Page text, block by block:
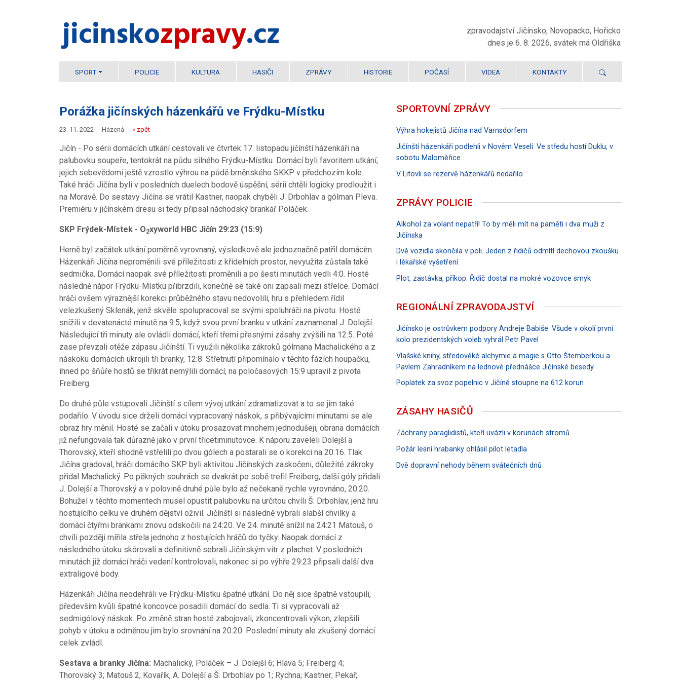
jicinsko​zpravy.cz
zpravodajství Jičínsko, Novopacko, Hořicko
dnes je 6. 8. 2026, svátek má Oldřiška
SPORT POLICIE KULTURA HASIČI ZPRÁVY HISTORIE POČASÍ VIDEA KONTAKTY
Porážka jičínských házenkářů ve Frýdku-Místku
23. 11. 2022 Házená « zpět
Jičín - Po sérii domácích utkání cestovali ve čtvrtek 17. listopadu jičínští házenkáři na
palubovku soupeře, tentokrát na půdu silného Frýdku-Místku. Domácí byli favoritem utkání,
jejich sebevědomí ještě vzrostlo výhrou na půdě brněnského SKKP v předchozím kole.
Také hráči Jičína byli v posledních duelech bodově úspěšní, sérii chtěli logicky prodloužit i
na Moravě. Do sestavy Jičína se vrátil Kastner, naopak chyběli J. Drbohlav a gólman Pleva.
Premiéru v jičínském dresu si tedy připsal náchodský brankář Poláček.
SKP Frýdek-Místek - O2xyworld HBC Jičín 29:23 (15:9)
Herně byl začátek utkání poměrně vyrovnaný, výsledkově ale jednoznačně patřil domácím.
Házenkáři Jičína neproměnili své příležitosti z křídelních prostor, nevyužita zůstala také
sedmička. Domácí naopak své příležitosti proměnili a po šesti minutách vedli 4:0. Hosté
následně nápor Frýdku-Místku přibrzdili, konečně se také oni zapsali mezi střelce. Domácí
hráči ovšem výraznější korekci průběžného stavu nedovolili, hru s přehledem řídil
velezkušený Sklenák, jenž skvěle spolupracoval se svými spoluhráči na pivotu. Hosté
snížili v devatenácté minutě na 9:5, když svou první branku v utkání zaznamenal J. Dolejší.
Následující tři minuty ale ovládli domácí, kteří třemi přesnými zásahy zvýšili na 12:5. Poté
zase převzali otěže zápasu Jičínští. Ti využili několika zákroků gólmana Machalického a z
náskoku domácích ukrojili tři branky, 12:8. Střetnutí připomínalo v těchto fázích houpačku,
ihned po šňůře hostů se třikrát nemýlili domácí, na poločasových 15:9 upravil z pivota
Freiberg.
Do druhé půle vstupovali Jičínští s cílem vývoj utkání zdramatizovat a to se jim také
podařilo. V úvodu sice drželi domácí vypracovaný náskok, s přibývajícími minutami se ale
obraz hry měnil. Hosté se začali v útoku prosazovat mnohem jednodušeji, obrana domácích
již nefungovala tak důrazně jako v první třicetiminutovce. K náporu zaveleli Dolejší a
Thorovský, kteří shodně vstřelili po dvou gólech a postarali se o korekci na 20:16. Tlak
Jičína gradoval, hráči domácího SKP byli aktivitou Jičínských zaskočeni, důležité zákroky
přidal Machalický. Po pěkných souhrách se dvakrát po sobě trefil Freiberg, další góly přidali
J. Dolejší a Thorovský a v polovině druhé půle bylo až nečekaně rychle vyrovnáno, 20:20.
Bohužel v těchto momentech musel opustit palubovku na určitou chvíli Š. Drbohlav, jenž hru
hostujícího celku ve druhém dějství oživil. Jičínští si následně vybrali slabší chvilky a
domácí čtyřmi brankami znovu odskočili na 24:20. Ve 24. minutě snížil na 24:21 Matouš, o
chvíli později mířila střela jednoho z hostujících hráčů do tyčky. Naopak domácí z
následného útoku skórovali a definitivně sebrali Jičínským vítr z plachet. V posledních
minutách již domácí hráči vedení kontrolovali, nakonec si po výhře 29:23 připsali další dva
extraligové body.
Házenkáři Jičína neodehráli ve Frýdku-Místku špatné utkání. Do něj sice špatně vstoupili,
především kvůli špatné koncovce posadili domácí do sedla. Ti si vypracovali až
sedmigólový náskok. Po změně stran hosté zabojovali, zkoncentrovali výkon, zlepšili
pohyb v útoku a odměnou jim bylo srovnání na 20:20. Poslední minuty ale zkušený domácí
celek zvládl.
Sestava a branky Jičína: Machalický, Poláček – J. Dolejší 6; Hlava 5; Freiberg 4;
Thorovský 3; Matouš 2; Kovařík, A. Dolejší a Š. Drbohlav po 1; Rychna; Kastner; Pekař;
SPORTOVNÍ ZPRÁVY
Výhra hokejistů Jičína nad Varnsdorfem
Jičínští házenkáři podlehli v Novém Veselí. Ve středu hostí Duklu, v
sobotu Maloměřice
V Litovli se rezervě házenkářů nedařilo
ZPRÁVY POLICIE
Alkohol za volant nepatří! To by měli mít na paměti i dva muži z
Jičínska
Dvě vozidla skončila v poli. Jeden z řidičů odmítl dechovou zkoušku
i lékařské vyšetření
Plot, zastávka, příkop. Řidič dostal na mokré vozovce smyk
REGIONÁLNÍ ZPRAVODAJSTVÍ
Jičínsko je ostrůvkem podpory Andreje Babiše. Všude v okolí první
kolo prezidentských voleb vyhrál Petr Pavel
Vlašské knihy, středověké alchymie a magie s Otto Štemberkou a
Pavlem Zahradníkem na lednové přednášce Jičínské besedy
Poplatek za svoz popelnic v Jičíně stoupne na 612 korun
ZÁSAHY HASIČŮ
Záchrany paraglidistů, kteří uvázli v korunách stromů
Požár lesní hrabanky ohlásil pilot letadla
Dvě dopravní nehody během svátečních dnů